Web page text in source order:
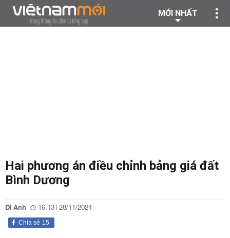
MỚI NHẤT
Hai phương án điều chỉnh bảng giá đất
Bình Dương
Di Anh 16:13 | 28/11/2024
15
Chia sẻ